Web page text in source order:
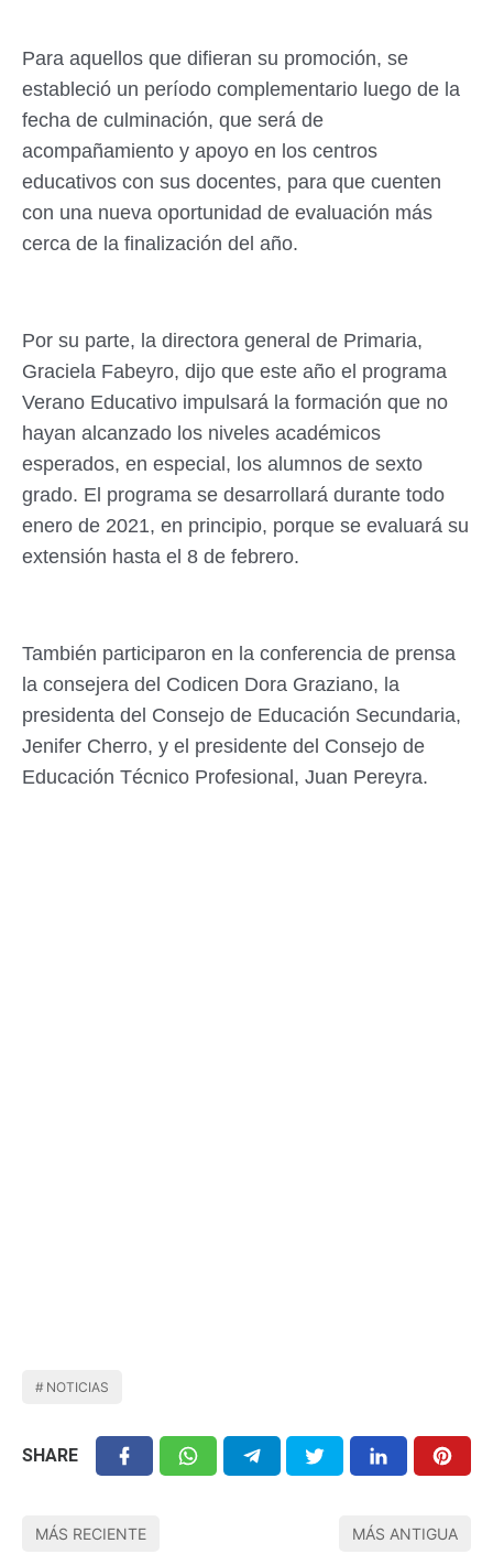
Para aquellos que difieran su promoción, se
estableció un período complementario luego de la
fecha de culminación, que será de
acompañamiento y apoyo en los centros
educativos con sus docentes, para que cuenten
con una nueva oportunidad de evaluación más
cerca de la finalización del año.
Por su parte, la directora general de Primaria,
Graciela Fabeyro, dijo que este año el programa
Verano Educativo impulsará la formación que no
hayan alcanzado los niveles académicos
esperados, en especial, los alumnos de sexto
grado. El programa se desarrollará durante todo
enero de 2021, en principio, porque se evaluará su
extensión hasta el 8 de febrero.
También participaron en la conferencia de prensa
la consejera del Codicen Dora Graziano, la
presidenta del Consejo de Educación Secundaria,
Jenifer Cherro, y el presidente del Consejo de
Educación Técnico Profesional, Juan Pereyra.
NOTICIAS
SHARE
MÁS RECIENTE MÁS ANTIGUA